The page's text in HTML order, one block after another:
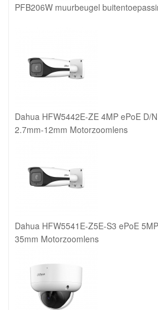
PFB206W muurbeugel
Dahua HFW5442E-ZE 4MP ePoE D/
2.7mm-12mm Motorzoomlens
Dahua HFW5541E-Z5E-S3 ePoE
35mm Motorzoomlens